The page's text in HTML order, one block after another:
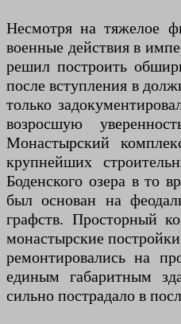
Несмотря на тяжелое
военные действия в
решил построить
после вступления в
только
возросшую
Монастырский
крупнейших
Боденского озера в то
был основан на
графств. Просторный
монастырские
ремонтировались на
единым габаритным
сильно пострадало в